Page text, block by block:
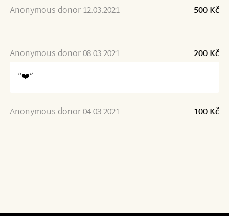
Anonymous donor 12.03.2021 500 Kč
Anonymous donor 08.03.2021
200 Kč
“❤️”
Anonymous donor 04.03.2021 100 Kč